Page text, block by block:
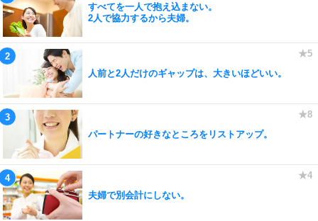
すべてを一人で抱え込まない。
2人で協力するから夫婦。
人前と2人だけのギャップは、大きいほどいい。
パートナーの好きなところをリストアップ。
夫婦で別会計にしない。